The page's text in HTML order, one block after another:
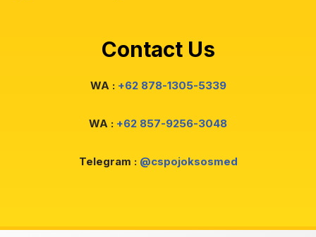
Contact Us
WA : +62 878-1305-5339
WA : +62 857-9256-3048
Telegram : @cspojoksosmed